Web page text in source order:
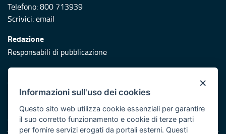
Telefono: 800 713939
Scrivici:email
Redazione
Responsabili di pubblicazione
Protezione civile
Vai al sito di Protezione Civile Puglia
Iniziativa finanziata con risorse del POR Puglia 2014/2020 -
Asse XI
×
Informazioni sull'uso dei cookies
Questo sito web utilizza cookie essenziali per garantire
il suo corretto funzionamento e cookie di terze parti
per fornire servizi erogati da portali esterni. Questi